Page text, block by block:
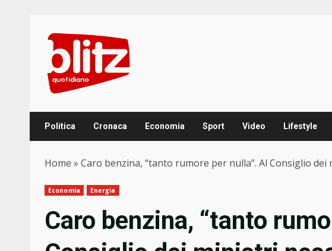
content
Politica Cronaca Economia Sport Video Lifestyle
Home » Caro benzina, “tanto rumore per nulla”. Al Consiglio
Economia Energia
Caro benzina, “tanto